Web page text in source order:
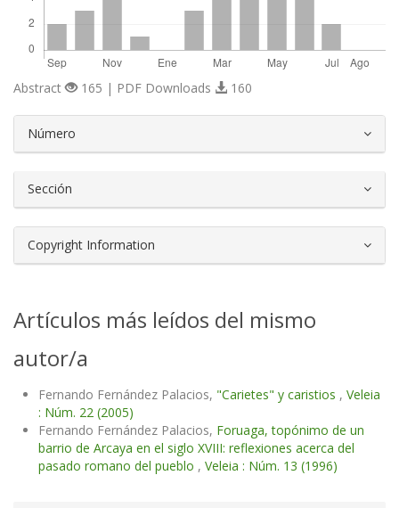
Abstract 165 | PDF Downloads 160
Número
Sección
Copyright Information
Artículos más leídos del mismo
autor/a
Fernando Fernández Palacios, "Carietes" y caristios , Veleia
: Núm. 22 (2005)
Fernando Fernández Palacios, Foruaga, topónimo de un
barrio de Arcaya en el siglo XVIII: reflexiones acerca del
pasado romano del pueblo , Veleia : Núm. 13 (1996)